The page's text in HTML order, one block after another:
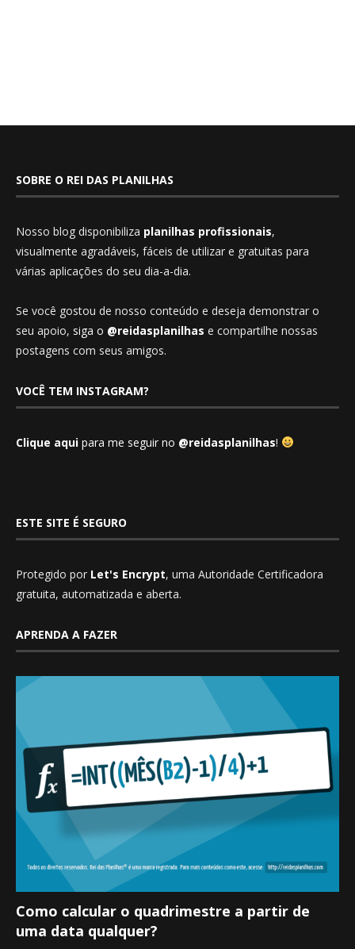
SOBRE O REI DAS PLANILHAS
Nosso blog disponibiliza planilhas profissionais,
visualmente agradáveis, fáceis de utilizar e gratuitas para
várias aplicações do seu dia-a-dia.
Se você gostou de nosso conteúdo e deseja demonstrar o
seu apoio, siga o @reidasplanilhas e compartilhe nossas
postagens com seus amigos.
VOCÊ TEM INSTAGRAM?
Clique aqui para me seguir no @reidasplanilhas!
ESTE SITE É SEGURO
Protegido por Let's Encrypt, uma Autoridade Certificadora
gratuita, automatizada e aberta.
APRENDA A FAZER
Como calcular o quadrimestre a partir de
uma data qualquer?